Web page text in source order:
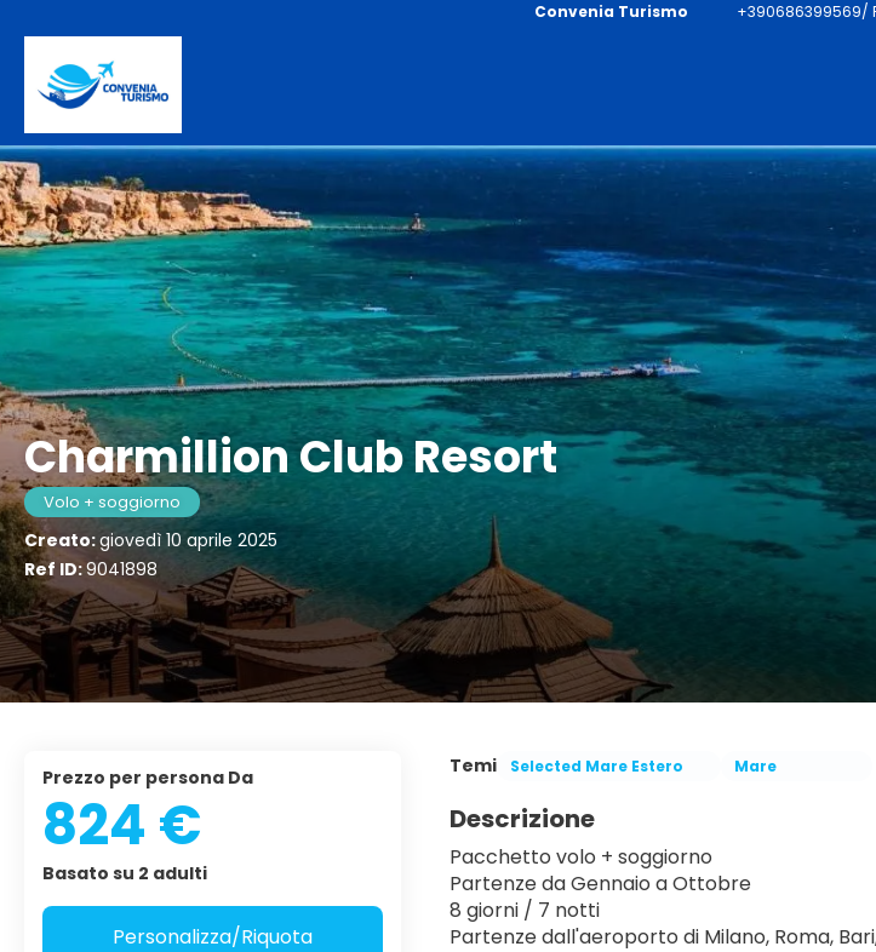
Convenia Turismo +390686399569/
Charmillion Club Resort
Volo + soggiorno
Creato:giovedì 10 aprile 2025
Ref ID:9041898
Temi Selected Mare Estero Mare
Descrizione
Pacchetto volo + soggiorno
Partenze da Gennaio a Ottobre
8 giorni / 7 notti
Partenze dall'aeroporto di Milano, Roma,
Prezzo per persona Da
824 €
Basato su 2 adulti
Personalizza/Riquota